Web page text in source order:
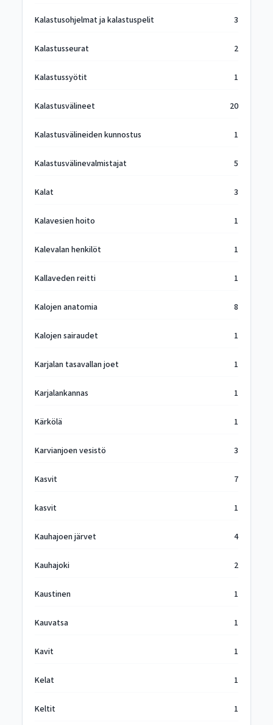
Kalastusohjelmat ja kalastuspelit 3
Kalastusseurat 2
Kalastussyötit 1
Kalastusvälineet 20
Kalastusvälineiden kunnostus 1
Kalastusvälinevalmistajat 5
Kalat 3
Kalavesien hoito 1
Kalevalan henkilöt 1
Kallaveden reitti 1
Kalojen anatomia 8
Kalojen sairaudet 1
Karjalan tasavallan joet 1
Karjalankannas 1
Kärkölä 1
Karvianjoen vesistö 3
Kasvit 7
kasvit 1
Kauhajoen järvet 4
Kauhajoki 2
Kaustinen 1
Kauvatsa 1
Kavit 1
Kelat 1
Keltit 1